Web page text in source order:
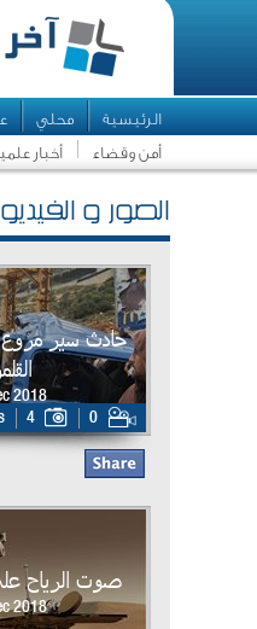
الرئيسية محلي
أمن وقضاء
أخبار
الصور و
حادث سير مروع
2018
4 0
صوت الرياح
2018